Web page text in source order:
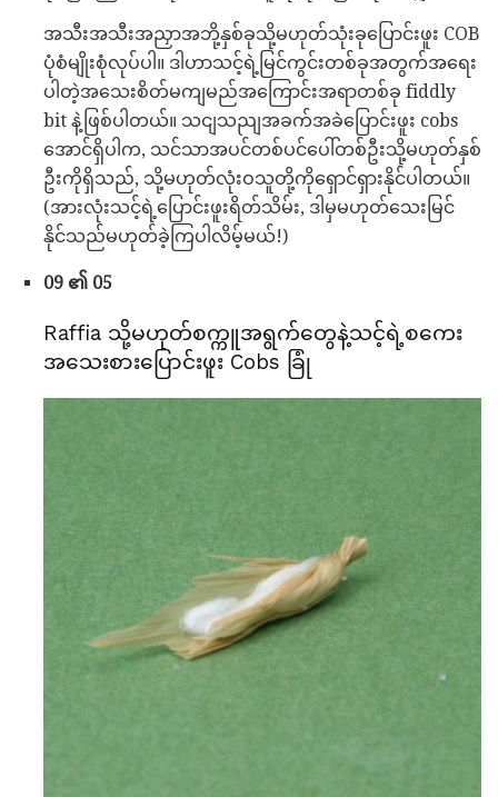
အသီးအသီးအညှာအဘို့နှစ်ခုသို့မဟုတ်သုံးခုပြောင်းဖူး COB
ပုံစံမျိုးစုံလုပ်ပါ။ ဒါဟာသင့်ရဲ့မြင်ကွင်းတစ်ခုအတွက်အရေး
ပါတဲ့အသေးစိတ်မကျမည်အကြောင်းအရာတစ်ခု fiddly
bit နဲ့ဖြစ်ပါတယ်။ သငျသညျအခက်အခဲပြောင်းဖူး cobs
အောင်ရှိပါက, သင်သာအပင်တစ်ပင်ပေါ်တစ်ဦးသို့မဟုတ်နှစ်
ဦးကိုရှိသည်, သို့မဟုတ်လုံးဝသူတို့ကိုရှောင်ရှားနိုင်ပါတယ်။
(အားလုံးသင့်ရဲ့ပြောင်းဖူးရိတ်သိမ်း, ဒါမှမဟုတ်သေးမြင်
နိုင်သည်မဟုတ်ခဲ့ကြပါလိမ့်မယ်!)
09 ၏ 05
Raffia သို့မဟုတ်စက္ကူအရွက်တွေနဲ့သင့်ရဲ့စကေး
အသေးစားပြောင်းဖူး Cobs ခြုံ